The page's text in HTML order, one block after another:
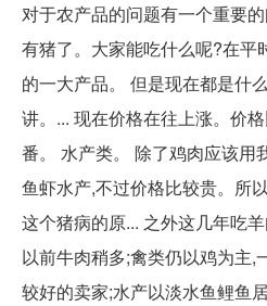
对于农产品的问题有一个重要
有猪了。大家能吃什么呢?在平
的一大产品。 但是现在都是什
讲。... 现在价格在往上涨。价
番。 水产类。 除了鸡肉应该用
鱼虾水产,不过价格比较贵。所
这个猪病的原... 之外这几年吃
以前牛肉稍多;禽类仍以鸡为主,
较好的卖家;水产以淡水鱼鲤鱼